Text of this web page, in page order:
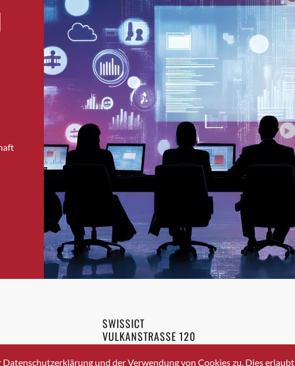
Bolligen
Bonaduz
Bonstetten
Bottighofen
Bremgarten bei Bern
Brig-Glis
Bronschhofen
Brugg
Brugg AG
Burgdorf
Bäretswil
Bülach
Cazis
Crissier
Davos Platz
20
SWISSICT
VULKANSTRASSE 120
8048 ZURICH
und der Verwendung von Cookies zu. Dies erlaubt